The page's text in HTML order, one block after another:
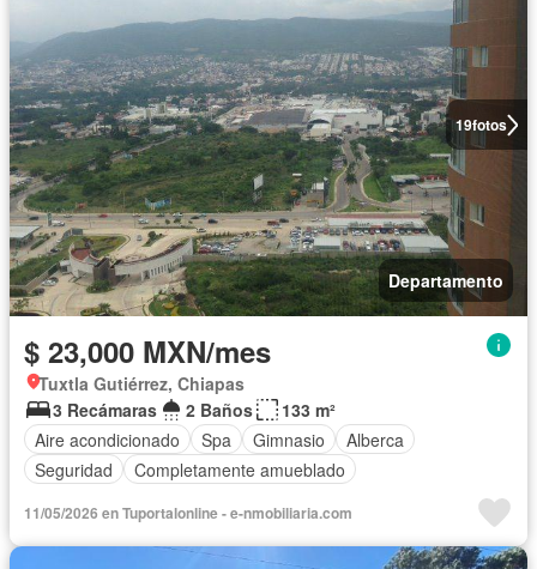
19fotos
Departamento
$ 23,000 MXN/mes
Tuxtla Gutiérrez, Chiapas
3 Recámaras
2 Baños
133 m²
Aire acondicionado
Spa Gimnasio
Alberca
Seguridad
Completamente amueblado
11/05/2026 en Tuportalonline - e-nmobiliaria.com